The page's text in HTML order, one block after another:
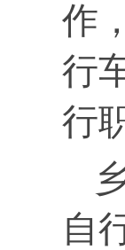
作
行
行
自